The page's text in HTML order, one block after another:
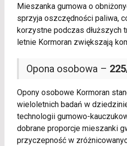
Mieszanka gumowa o
sprzyja oszczędności paliwa,
korzystne podczas dłuższych
letnie Kormoran zwiększają
Opona osobowa –
Opony osobowe Kormoran
wieloletnich badań w
technologii gumowo-
dobrane proporcje mieszanki
przyczepność w